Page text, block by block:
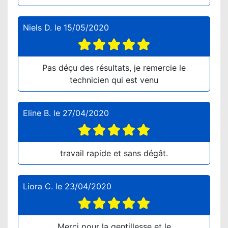
Niels D. le 15/05/2020
Pas déçu des résultats, je remercie le
technicien qui est venu
Eline B. le 27/04/2020
travail rapide et sans dégât.
Liora C. le 23/04/2020